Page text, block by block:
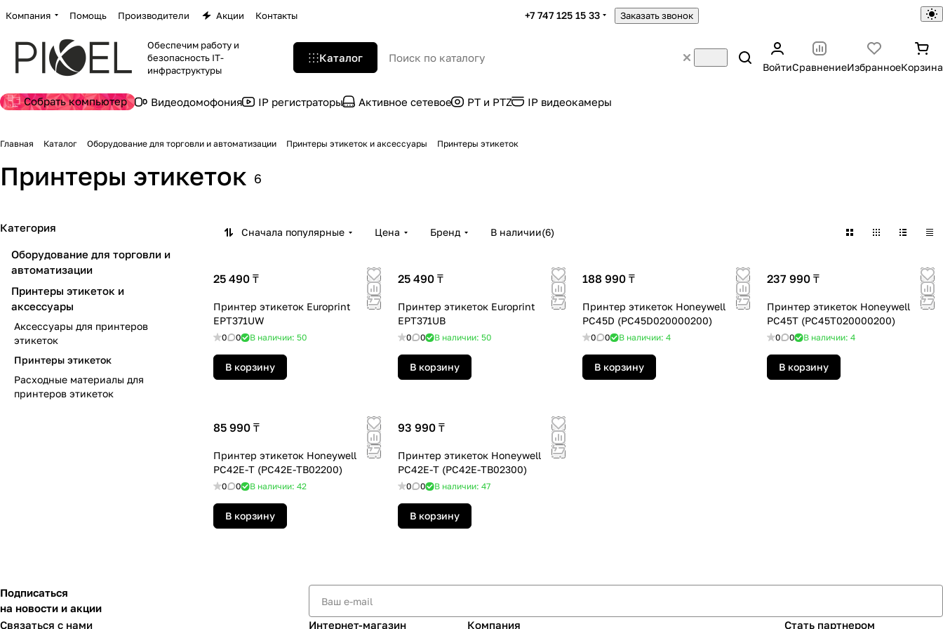
Компания Помощь Производители Акции Контакты +7 747 125 15 33 Заказать звонок
Обеспечим работу и
безопасность IT-
инфраструктуры
Каталог
ВойтиСравнениеИзбранноеКорзина
Собрать компьютер Видеодомофония IP регистраторы Активное сетевое PT и PTZ IP видеокамеры
Главная Каталог Оборудование для торговли и автоматизации Принтеры этикеток и аксессуары Принтеры этикеток
Принтеры этикеток 6
Сначала популярные Цена Бренд В наличии(6)
25 490 ₸
Принтер этикеток Europrint
EPT371UW
0 0 В наличии: 50
В корзину
25 490 ₸
Принтер этикеток Europrint
EPT371UB
0 0 В наличии: 50
В корзину
188 990 ₸
Принтер этикеток Honeywell
PC45D (PC45D020000200)
0 0 В наличии: 4
В корзину
237 990 ₸
Принтер этикеток Honeywell
PC45T (PC45T020000200)
0 0 В наличии: 4
В корзину
85 990 ₸
Принтер этикеток Honeywell
PC42E-T (PC42E-TB02200)
0 0 В наличии: 42
В корзину
93 990 ₸
Принтер этикеток Honeywell
PC42E-T (PC42E-TB02300)
0 0 В наличии: 47
В корзину
Категория
Оборудование для торговли и
автоматизации
Принтеры этикеток и
аксессуары
Аксессуары для принтеров
этикеток
Принтеры этикеток
Расходные материалы для
принтеров этикеток
Подписаться
на новости и акции
Связаться с нами
Интернет-магазин Компания Стать партнером